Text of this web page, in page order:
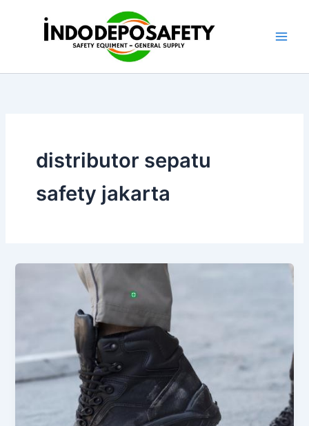
distributor sepatu
safety jakarta